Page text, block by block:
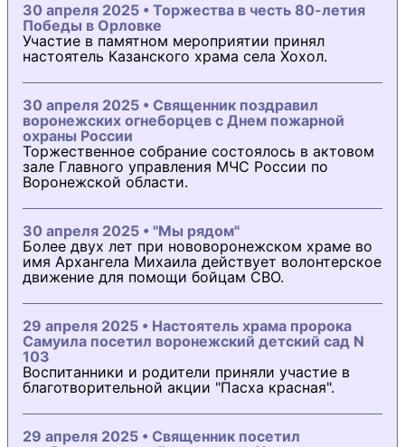
30 апреля 2025 • Торжества в честь 80-летия
Победы в Орловке
Участие в памятном мероприятии принял
настоятель Казанского храма села Хохол.
30 апреля 2025 • Священник поздравил
воронежских огнеборцев с Днем пожарной
охраны России
Торжественное собрание состоялось в актовом
зале Главного управления МЧС России по
Воронежской области.
30 апреля 2025 • "Мы рядом"
Более двух лет при нововоронежском храме во
имя Архангела Михаила действует волонтерское
движение для помощи бойцам СВО.
29 апреля 2025 • Настоятель храма пророка
Самуила посетил воронежский детский сад N
103
Воспитанники и родители приняли участие в
благотворительной акции "Пасха красная".
29 апреля 2025 • Священник посетил